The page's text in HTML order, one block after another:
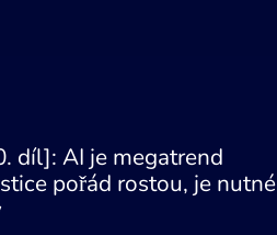
díl]: AI je megatrend
pořád rostou, je nutné